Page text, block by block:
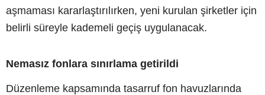
aşmaması kararlaştırılırken, yeni kurulan şirketler için
belirli süreyle kademeli geçiş uygulanacak.
Nemasız fonlara sınırlama getirildi
Düzenleme kapsamında tasarruf fon havuzlarında